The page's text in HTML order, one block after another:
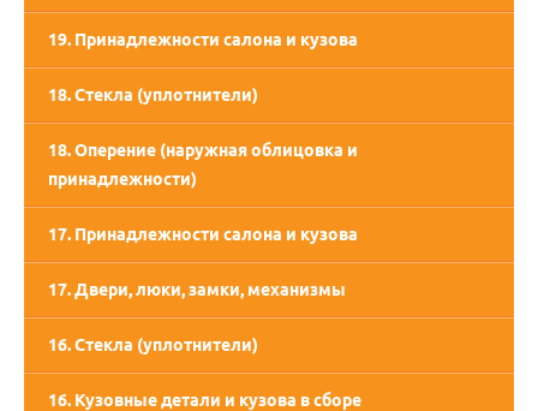
19. Принадлежности салона и кузова
18. Стекла (уплотнители)
18. Оперение (наружная облицовка и
принадлежности)
17. Принадлежности салона и кузова
17. Двери, люки, замки, механизмы
16. Стекла (уплотнители)
16. Кузовные детали и кузова в сборе